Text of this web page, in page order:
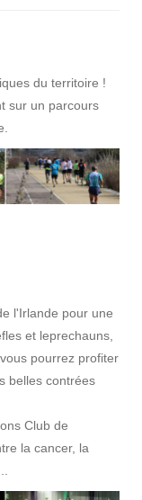
du territoire !
sur un parcours
l'Irlande pour une
et leprechauns,
pourrez profiter
belles contrées
Club de
la cancer, la